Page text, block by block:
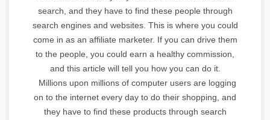
search, and they have to find these people through
search engines and websites. This is where you could
come in as an affiliate marketer. If you can drive them
to the people, you could earn a healthy commission,
and this article will tell you how you can do it.
Millions upon millions of computer users are logging
on to the internet every day to do their shopping, and
they have to find these products through search